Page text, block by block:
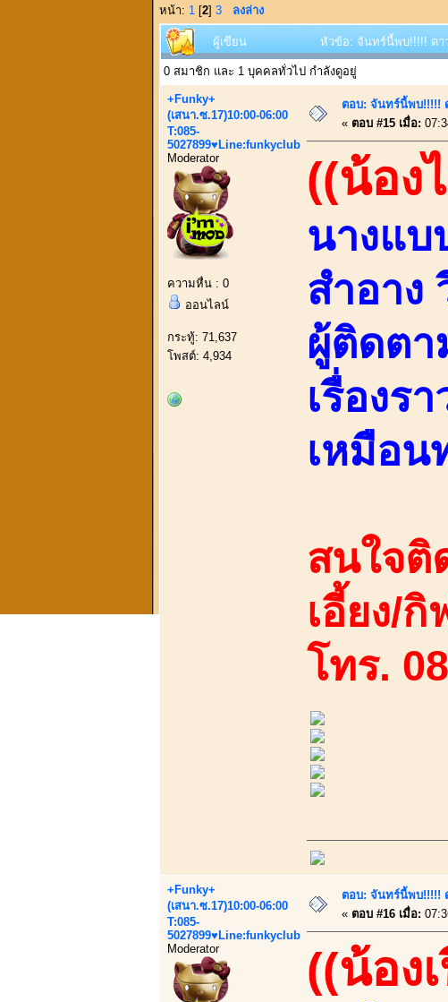
หน้า: 1 [2] 3 ลงล่าง
ผู้เขียน หัวข้อ: จันทร์นี้พบ!!!!! ดา
0 สมาชิก และ 1 บุคคลทั่วไป กำลังดูอยู่
+Funky+
(เสนา.ซ.17)10:00-06:00
T:085-
5027899♥Line:funkyclub
Moderator
ความหื่น : 0
ออนไลน์
กระทู้: 71,637
โพสต์: 4,934
ตอบ: จันทร์นี้พบ!!!!!
« ตอบ #15 เมื่อ:
((น้อง
นางแบ
สำอาง
ผู้ติดตา
เรื่องร
เหมือน
สนใจติ
เอี้ยง/
โทร.
+Funky+
(เสนา.ซ.17)10:00-06:00
T:085-
5027899♥Line:funkyclub
Moderator
ตอบ: จันทร์นี้พบ!!!!!
« ตอบ #16 เมื่อ:
((น้อง